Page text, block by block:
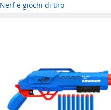
Nerf e giochi di tiro